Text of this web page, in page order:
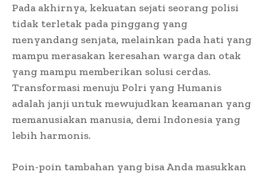
Pada akhirnya, kekuatan sejati seorang polisi
tidak terletak pada pinggang yang
menyandang senjata, melainkan pada hati yang
mampu merasakan keresahan warga dan otak
yang mampu memberikan solusi cerdas.
Transformasi menuju Polri yang Humanis
adalah janji untuk mewujudkan keamanan yang
memanusiakan manusia, demi Indonesia yang
lebih harmonis.
Poin-poin tambahan yang bisa Anda masukkan